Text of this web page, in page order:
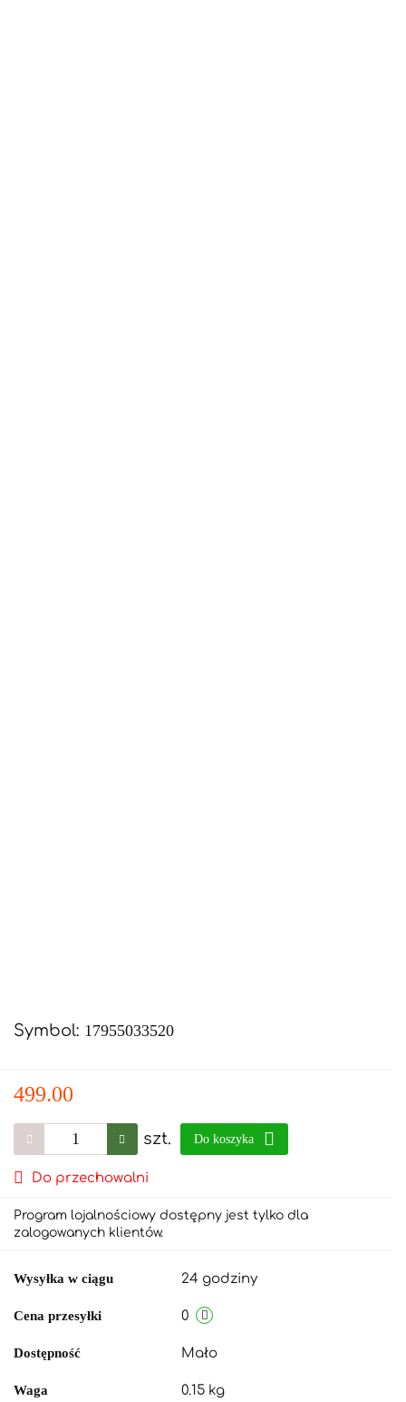
Symbol: 17955033520
499.00
szt. Do koszyka
Do przechowalni
Program lojalnościowy dostępny jest tylko dla
zalogowanych klientów.
Wysyłka w ciągu 24 godziny
Cena przesyłki 0
Dostępność Mało
Waga 0.15 kg